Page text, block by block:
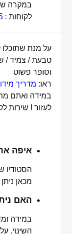
במקרה
לקוחות :
על מנת
טבעת / צמיד /
וסופר פשוט
ראו: מדריך
במידה ואתם
לעזור ! שירות
איפה
מכאן
האם
במידה
השינוי.